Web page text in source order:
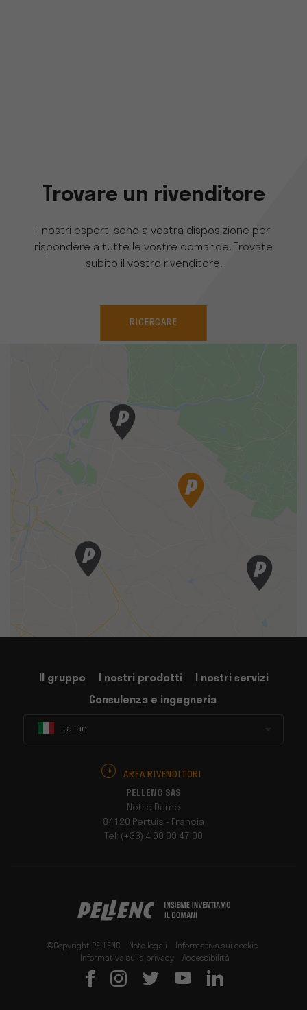
Trovare un rivenditore
I nostri esperti sono a vostra disposizione per
rispondere a tutte le vostre domande. Trovate
subito il vostro rivenditore.
RICERCARE
Il gruppo I nostri prodotti
I nostri servizi
Consulenza e ingegneria
Italian
AREA RIVENDITORI
PELLENC SAS
Notre Dame
84120 Pertuis - Francia
Tel: (+33) 4 90 09 47 00
©Copyright PELLENC Note legali
Informativa sui cookie
Informativa sulla privacy
Accessibilità